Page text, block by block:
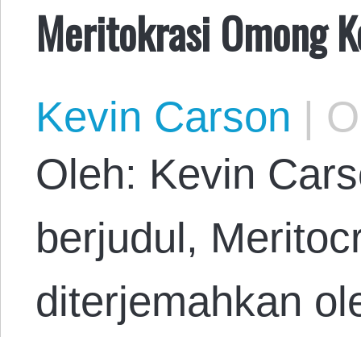
Meritokrasi Omong
Kevin Carson |
Oleh: Kevin
berjudul,
diterjemahkan